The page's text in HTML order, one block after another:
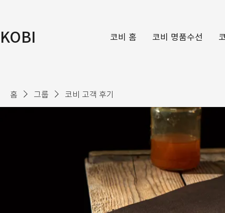
KOBI 코비 홈 코비 명품수선
홈 그룹 코비 고객 후기